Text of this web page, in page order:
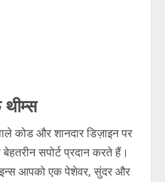
कोड और शानदार डिज़ाइन पर
सपोर्ट प्रदान करते हैं।
आपको एक पेशेवर, सुंदर और